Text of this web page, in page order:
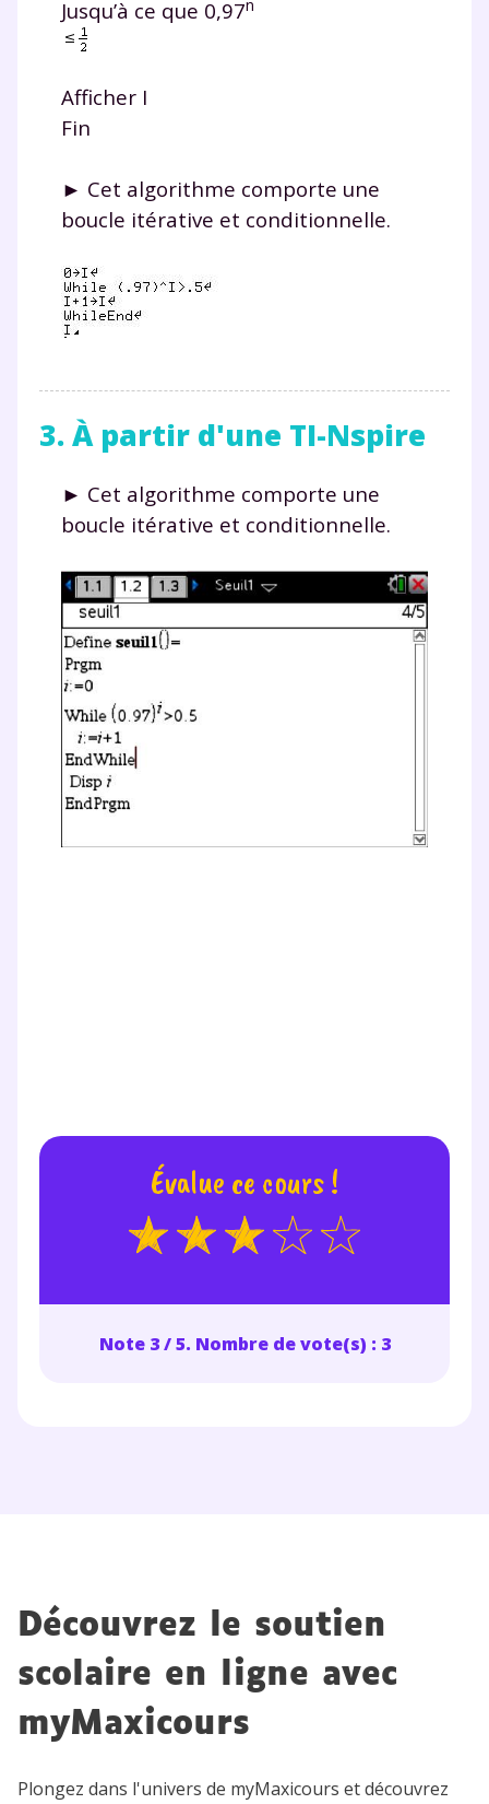
Jusqu’à ce que 0,97n
Afficher I
Fin
► Cet algorithme comporte une
boucle itérative et conditionnelle.
3. À partir d'une TI-Nspire
► Cet algorithme comporte une
boucle itérative et conditionnelle.
Évalue ce cours !
Note 3 / 5. Nombre de vote(s) : 3
Découvrez le soutien
scolaire en ligne avec
myMaxicours
Plongez dans l'univers de myMaxicours et découvrez
Envie de progresser
pendant 24h notre
plateforme de soutien
scolaire !
corrigés,podcasts de révisions